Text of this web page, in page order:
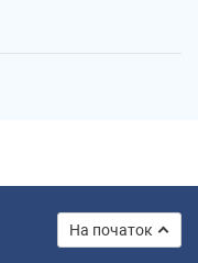
На початок